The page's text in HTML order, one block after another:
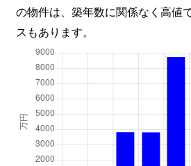
の物件は、築年数に関係なく高値
スもあります。